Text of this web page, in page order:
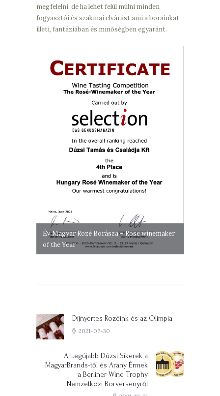
megfelelni, de ha lehet felül múlni minden
fogyasztói és szakmai elvárást ami a borainkat
illeti, fantáziában és minőségben egyaránt.
Év Magyar Rozé Borásza – Rose winemaker
of the Year
Previous
post:
Díjnyertes Rozéink és az Olimpia
2021-07-30
Next
post:
A Legújabb Dúzsi Sikerek a
MagyarBrands-től és Arany Érmek
a Berliner Wine Trophy
Nemzetközi Borversenyről